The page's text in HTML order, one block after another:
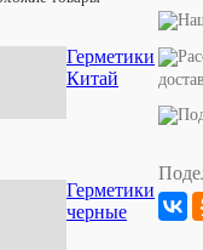
Герметики
Китай
Герметики
черные
Артикул:
1324
клей